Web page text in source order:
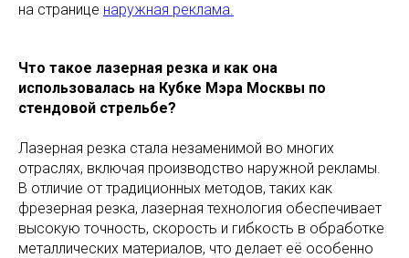
на странице наружная реклама.
Что такое лазерная резка и как она
использовалась на Кубке Мэра Москвы по
стендовой стрельбе?
Лазерная резка стала незаменимой во многих
отраслях, включая производство наружной рекламы.
В отличие от традиционных методов, таких как
фрезерная резка, лазерная технология обеспечивает
высокую точность, скорость и гибкость в обработке
металлических материалов, что делает её особенно